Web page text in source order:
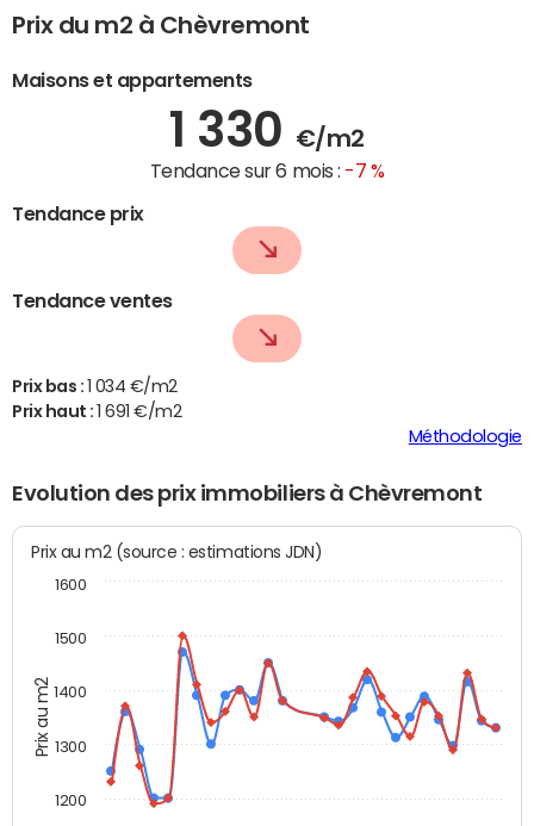
Prix du m2 à Chèvremont
Maisons et appartements
1 330 €/m2
Tendance sur 6 mois : -7 %
Tendance prix
Tendance ventes
Prix bas :
1 034 €/m2
Prix haut :
1 691 €/m2
Méthodologie
Evolution des prix immobiliers à Chèvremont
Prix au m2
Prix au m2 (source : estimations JDN)
1200
1300
1400
1500
1600